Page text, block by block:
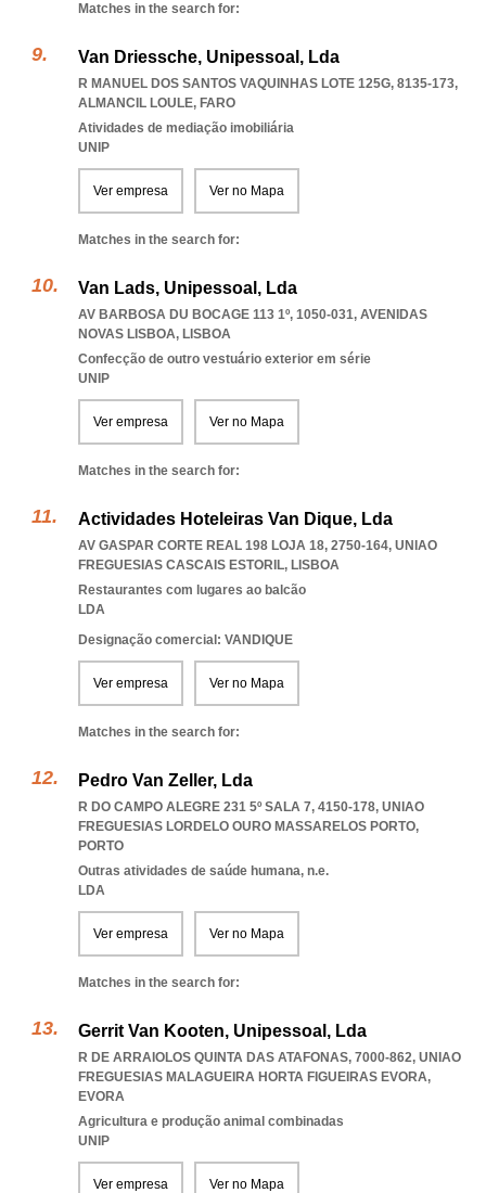
Matches in the search for:
Van Driessche, Unipessoal, Lda
R MANUEL DOS SANTOS VAQUINHAS LOTE 125G, 8135-173,
ALMANCIL LOULE, FARO
Atividades de mediação imobiliária
UNIP
Ver empresa Ver no Mapa
Matches in the search for:
Van Lads, Unipessoal, Lda
AV BARBOSA DU BOCAGE 113 1º, 1050-031, AVENIDAS
NOVAS LISBOA, LISBOA
Confecção de outro vestuário exterior em série
UNIP
Ver empresa Ver no Mapa
Matches in the search for:
Actividades Hoteleiras Van Dique, Lda
AV GASPAR CORTE REAL 198 LOJA 18, 2750-164, UNIAO
FREGUESIAS CASCAIS ESTORIL, LISBOA
Restaurantes com lugares ao balcão
LDA
Designação comercial: VANDIQUE
Ver empresa Ver no Mapa
Matches in the search for:
Pedro Van Zeller, Lda
R DO CAMPO ALEGRE 231 5º SALA 7, 4150-178, UNIAO
FREGUESIAS LORDELO OURO MASSARELOS PORTO,
PORTO
Outras atividades de saúde humana, n.e.
LDA
Ver empresa Ver no Mapa
Matches in the search for:
Gerrit Van Kooten, Unipessoal, Lda
R DE ARRAIOLOS QUINTA DAS ATAFONAS, 7000-862, UNIAO
FREGUESIAS MALAGUEIRA HORTA FIGUEIRAS EVORA,
EVORA
Agricultura e produção animal combinadas
UNIP
Ver empresa Ver no Mapa